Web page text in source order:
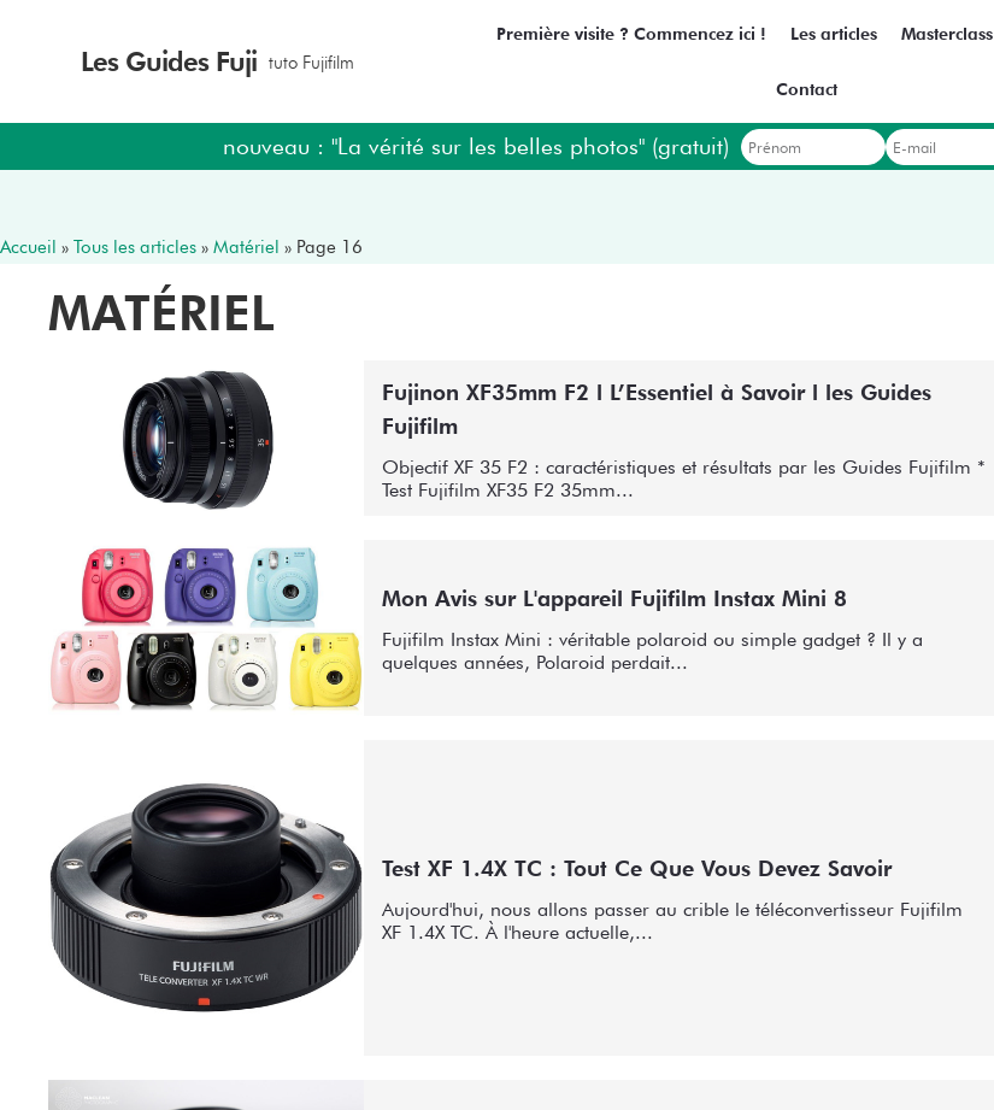
Les Guides Fuji tuto Fujifilm
Première visite ? Commencez ici ! Les articles Masterclass
Contact
nouveau : "La vérité sur les belles photos" (gratuit)
Accueil » Tous les articles » Matériel » Page 16
MATÉRIEL
Fujinon XF35mm F2 l L’Essentiel à Savoir l les Guides
Fujifilm
Objectif XF 35 F2 : caractéristiques et résultats par les Guides Fujifilm *
Test Fujifilm XF35 F2 35mm...
Mon Avis sur L'appareil Fujifilm Instax Mini 8
Fujifilm Instax Mini : véritable polaroid ou simple gadget ? Il y a
quelques années, Polaroid perdait...
Test XF 1.4X TC : Tout Ce Que Vous Devez Savoir
Aujourd'hui, nous allons passer au crible le téléconvertisseur Fujifilm
XF 1.4X TC. À l'heure actuelle,...